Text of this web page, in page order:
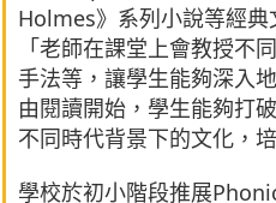
Holmes》系列小說等經典
「老師在課堂上會教授不
手法等，讓學生能夠深入
由閱讀開始，學生能夠打
不同時代背景下的文化，
學校於初小階段推展